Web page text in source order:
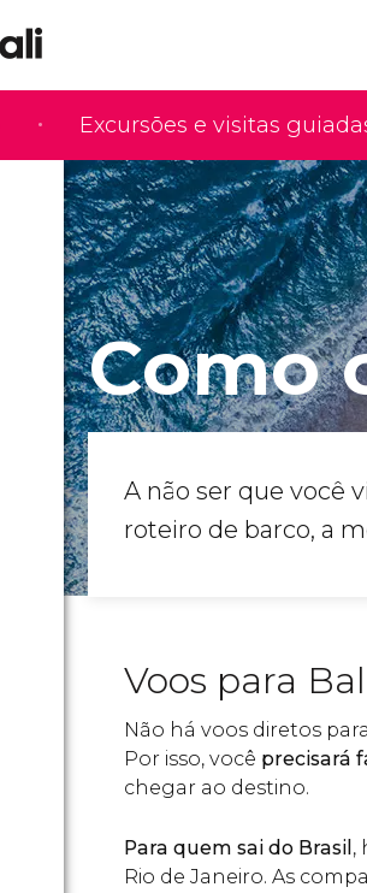
Excursões e visitas
Como
A não ser que você
roteiro de barco, a
Voos para
Não há voos diretos
Por isso, você precisará
chegar ao destino.
Para quem sai do Brasil ,
Rio de Janeiro. As